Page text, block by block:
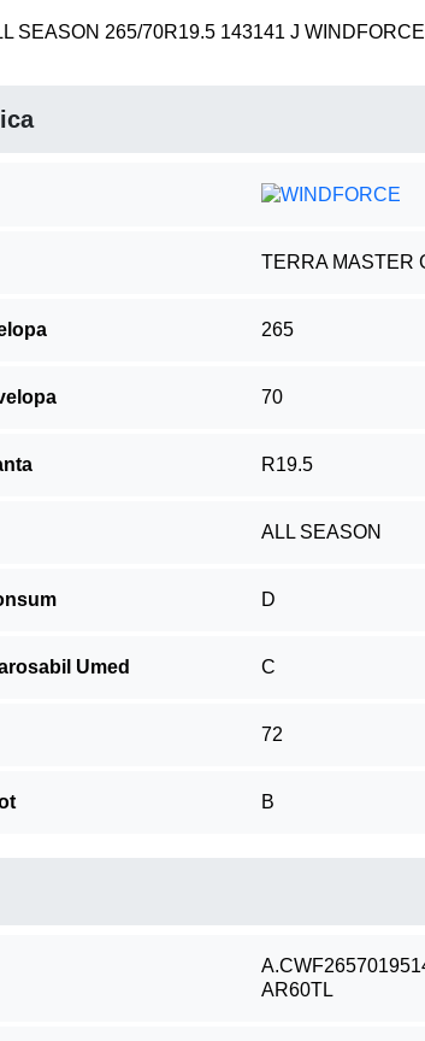
SEASON 265/70R19.5 143141 J
TERRA MASTER
265
70
R19.5
ALL SEASON
D
Umed C
72
B
AR60TL